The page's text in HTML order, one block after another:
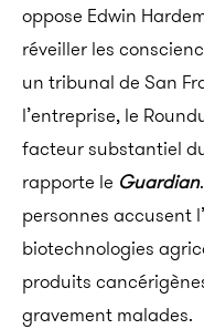
oppose Edwin
réveiller les
un tribunal de San
l’entreprise, le
facteur substantiel
rapporte le Guardian
personnes accusent
biotechnologies
produits
gravement malades.